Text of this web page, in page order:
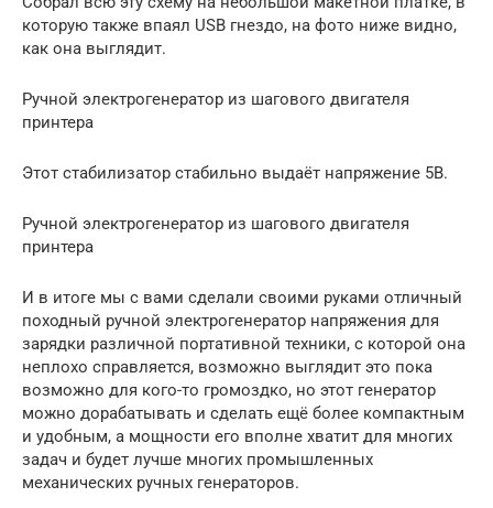
которую также впаял USB гнездо, на фото ниже видно,
как она выглядит.
Ручной электрогенератор из шагового двигателя
принтера
Этот стабилизатор стабильно выдаёт напряжение 5В.
Ручной электрогенератор из шагового двигателя
принтера
И в итоге мы с вами сделали своими руками отличный
походный ручной электрогенератор напряжения для
зарядки различной портативной техники, с которой она
неплохо справляется, возможно выглядит это пока
возможно для кого-то громоздко, но этот генератор
можно дорабатывать и сделать ещё более компактным
и удобным, а мощности его вполне хватит для многих
задач и будет лучше многих промышленных
механических ручных генераторов.